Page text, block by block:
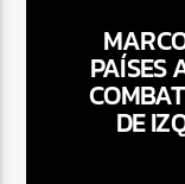
CURRENT SHOW
PAÍSES
DE